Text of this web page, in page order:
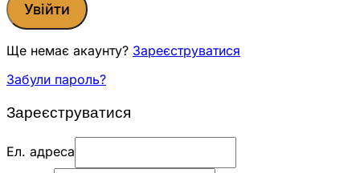
Увійти
Ще немає акаунту? Зареєструватися
Забули пароль?
Зареєструватися
Ел. адреса